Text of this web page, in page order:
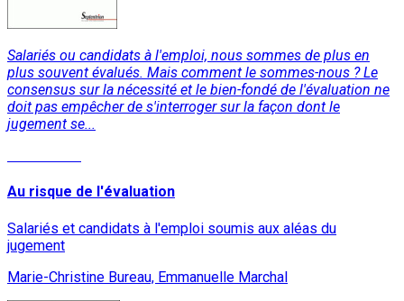
Salariés ou candidats à l'emploi, nous sommes de plus en
plus souvent évalués. Mais comment le sommes-nous ? Le
consensus sur la nécessité et le bien-fondé de l'évaluation ne
doit pas empêcher de s'interroger sur la façon dont le
jugement se...
Au risque de l'évaluation
Salariés et candidats à l'emploi soumis aux aléas du
jugement
Marie-Christine Bureau, Emmanuelle Marchal